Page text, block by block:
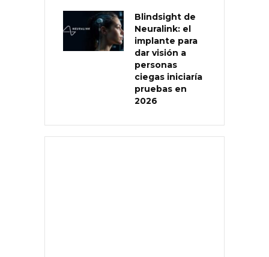
Blindsight de
Neuralink: el
implante para
dar visión a
personas
ciegas iniciaría
pruebas en
2026